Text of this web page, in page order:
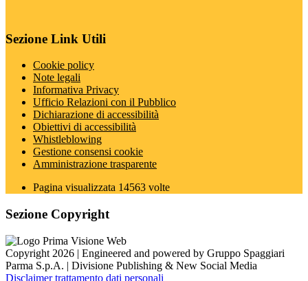
Sezione Link Utili
Cookie policy
Note legali
Informativa Privacy
Ufficio Relazioni con il Pubblico
Dichiarazione di accessibilità
Obiettivi di accessibilità
Whistleblowing
Gestione consensi cookie
Amministrazione trasparente
Pagina visualizzata 14563 volte
Sezione Copyright
Copyright 2026 | Engineered and powered by Gruppo Spaggiari
Parma S.p.A. | Divisione Publishing & New Social Media
Disclaimer trattamento dati personali